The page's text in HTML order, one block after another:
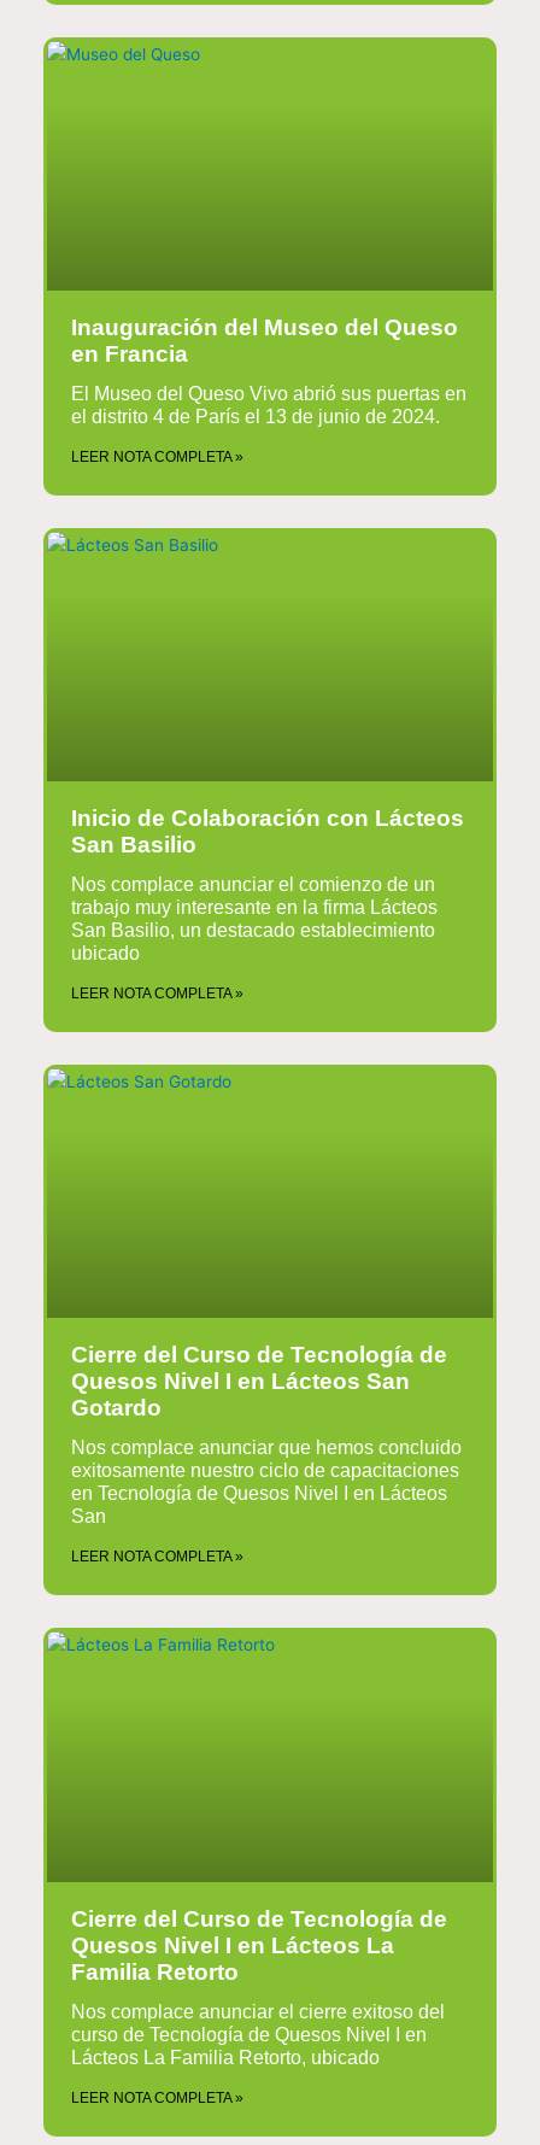
Inauguración del Museo del Queso
en Francia
El Museo del Queso Vivo abrió sus puertas en
el distrito 4 de París el 13 de junio de 2024.
LEER NOTA COMPLETA »
Inicio de Colaboración con Lácteos
San Basilio
Nos complace anunciar el comienzo de un
trabajo muy interesante en la firma Lácteos
San Basilio, un destacado establecimiento
ubicado
LEER NOTA COMPLETA »
Cierre del Curso de Tecnología de
Quesos Nivel I en Lácteos San
Gotardo
Nos complace anunciar que hemos concluido
exitosamente nuestro ciclo de capacitaciones
en Tecnología de Quesos Nivel I en Lácteos
San
LEER NOTA COMPLETA »
Cierre del Curso de Tecnología de
Quesos Nivel I en Lácteos La
Familia Retorto
Nos complace anunciar el cierre exitoso del
curso de Tecnología de Quesos Nivel I en
Lácteos La Familia Retorto, ubicado
LEER NOTA COMPLETA »